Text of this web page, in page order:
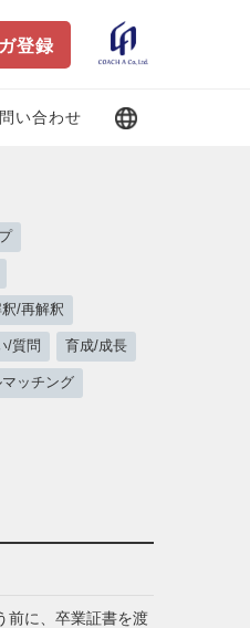
登録
い合わせ
/再解釈
/質問 育成/成長
マッチング
前に、卒業証書を渡